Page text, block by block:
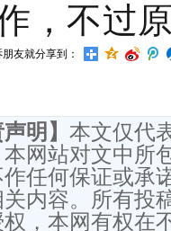
，不过
友就分享到：
明】 本文仅代
网站对文中所
任何保证或承
内容。所有投
，本网有权在